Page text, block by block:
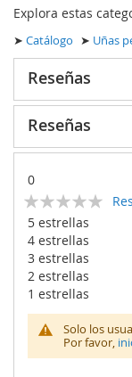
Explora estas
➤ Catálogo ➤ Uñas
Reseñas
Reseñas
0
Calificación:
% of100
5 estrellas
4 estrellas
3 estrellas
2 estrellas
1 estrellas
Solo los
Por favor,